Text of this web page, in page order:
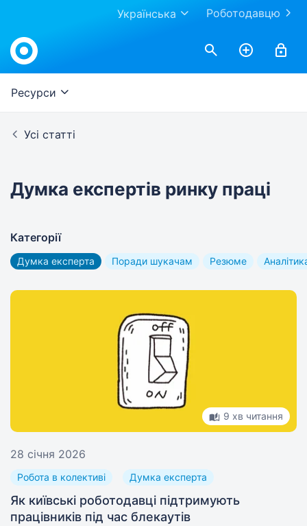
Роботодавцю
Українська
Work.ua
Ресурси
Усі статті
Думка експертів ринку праці
Категорії
Думка експерта Поради шукачам Резюме
9 хв читання
28 січня 2026
Робота в колективі Думка експерта
Як київські роботодавці підтримують
працівників під час блекаутів